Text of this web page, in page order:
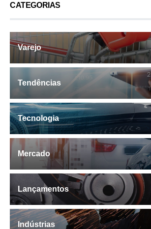
CATEGORIAS
Varejo
Tendências
Tecnologia
Mercado
Lançamentos
Indústrias